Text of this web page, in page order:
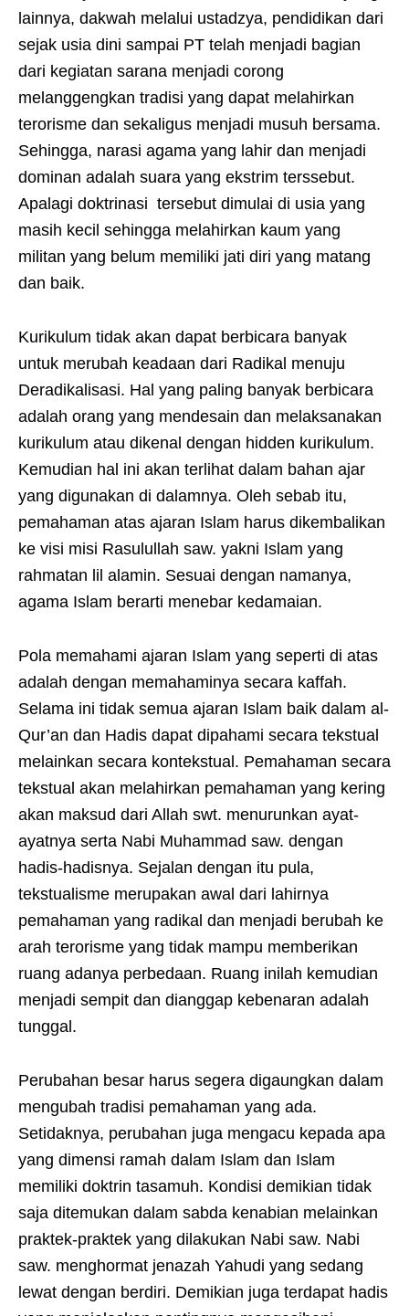
lainnya, dakwah melalui ustadzya, pendidikan dari
sejak usia dini sampai PT telah menjadi bagian
dari kegiatan sarana menjadi corong
melanggengkan tradisi yang dapat melahirkan
terorisme dan sekaligus menjadi musuh bersama.
Sehingga, narasi agama yang lahir dan menjadi
dominan adalah suara yang ekstrim terssebut.
Apalagi doktrinasi tersebut dimulai di usia yang
masih kecil sehingga melahirkan kaum yang
militan yang belum memiliki jati diri yang matang
dan baik.
Kurikulum tidak akan dapat berbicara banyak
untuk merubah keadaan dari Radikal menuju
Deradikalisasi. Hal yang paling banyak berbicara
adalah orang yang mendesain dan melaksanakan
kurikulum atau dikenal dengan hidden kurikulum.
Kemudian hal ini akan terlihat dalam bahan ajar
yang digunakan di dalamnya. Oleh sebab itu,
pemahaman atas ajaran Islam harus dikembalikan
ke visi misi Rasulullah saw. yakni Islam yang
rahmatan lil alamin. Sesuai dengan namanya,
agama Islam berarti menebar kedamaian.
Pola memahami ajaran Islam yang seperti di atas
adalah dengan memahaminya secara kaffah.
Selama ini tidak semua ajaran Islam baik dalam al-
Qur’an dan Hadis dapat dipahami secara tekstual
melainkan secara kontekstual. Pemahaman secara
tekstual akan melahirkan pemahaman yang kering
akan maksud dari Allah swt. menurunkan ayat-
ayatnya serta Nabi Muhammad saw. dengan
hadis-hadisnya. Sejalan dengan itu pula,
tekstualisme merupakan awal dari lahirnya
pemahaman yang radikal dan menjadi berubah ke
arah terorisme yang tidak mampu memberikan
ruang adanya perbedaan. Ruang inilah kemudian
menjadi sempit dan dianggap kebenaran adalah
tunggal.
Perubahan besar harus segera digaungkan dalam
mengubah tradisi pemahaman yang ada.
Setidaknya, perubahan juga mengacu kepada apa
yang dimensi ramah dalam Islam dan Islam
memiliki doktrin tasamuh. Kondisi demikian tidak
saja ditemukan dalam sabda kenabian melainkan
praktek-praktek yang dilakukan Nabi saw. Nabi
saw. menghormat jenazah Yahudi yang sedang
lewat dengan berdiri. Demikian juga terdapat hadis